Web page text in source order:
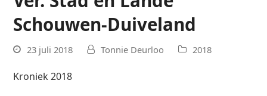
Schouwen-Duiveland
23 juli 2018 Tonnie Deurloo 2018
Kroniek 2018